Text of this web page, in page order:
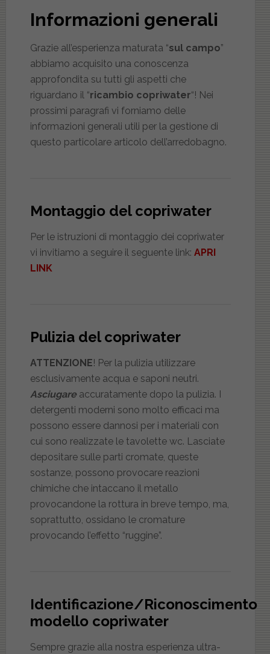
Informazioni generali
Grazie all’esperienza maturata “sul campo”
abbiamo acquisito una conoscenza
approfondita su tutti gli aspetti che
riguardano il “ricambio copriwater“! Nei
prossimi paragrafi vi forniamo delle
informazioni generali utili per la gestione di
questo particolare articolo dell’arredobagno.
Montaggio del copriwater
Per le istruzioni di montaggio dei copriwater
vi invitiamo a seguire il seguente link: APRI
LINK
Pulizia del copriwater
ATTENZIONE! Per la pulizia utilizzare
esclusivamente acqua e saponi neutri.
Asciugareaccuratamente dopo la pulizia. I
detergenti moderni sono molto efficaci ma
possono essere dannosi per i materiali con
cui sono realizzate le tavolette wc. Lasciate
depositare sulle parti cromate, queste
sostanze, possono provocare reazioni
chimiche che intaccano il metallo
provocandone la rottura in breve tempo, ma,
soprattutto, ossidano le cromature
provocando l’effetto “ruggine”.
Identificazione/Riconoscimento
modello copriwater
Sempre grazie alla nostra esperienza ultra-